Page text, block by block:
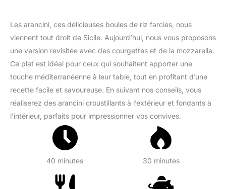
Les arancini, ces délicieuses boules de riz farcies, nous
viennent tout droit de Sicile. Aujourd’hui, nous vous proposons
une version revisitée avec des courgettes et de la mozzarella.
Ce plat est idéal pour ceux qui souhaitent apporter une
touche méditerranéenne à leur table, tout en profitant d’une
recette facile et savoureuse. En suivant nos conseils, vous
réaliserez des arancini croustillants à l’extérieur et fondants à
l’intérieur, parfaits pour impressionner vos convives.
40 minutes 30 minutes